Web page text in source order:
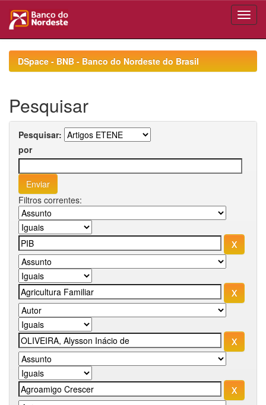
navigationDSpace - BNB - Banco do Nordeste do Brasil
Pesquisar
Pesquisar:
por
Filtros correntes: